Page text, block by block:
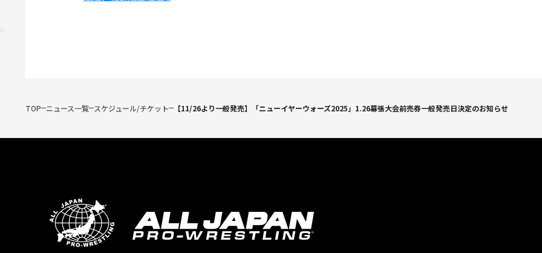
TOP ニュース一覧 スケジュール/チケット 【11/26より一般発売】「ニューイヤーウォーズ2025」1.26幕張大会前売券一般発売日決定のお知らせ